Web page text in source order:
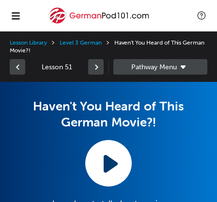
Lesson Library Level 3 German
Haven't You Heard of This German
Movie?!
Lesson 51
Haven't You Heard of This
German Movie?!